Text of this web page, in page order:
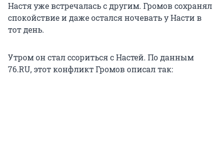
Настя уже встречалась с другим. Громов сохранял
спокойствие и даже остался ночевать у Насти в
тот день.
Утром он стал ссориться с Настей. По данным
76.RU, этот конфликт Громов описал так: